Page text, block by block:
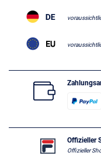
Offizieller
Offizieller